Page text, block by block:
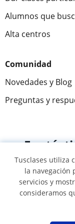
Alumnos que
Alta centros
Comunidad
Novedades y Blog
Preguntas y
305915
©
Tusclases utiliza
la navegación
servicios y
consideramos